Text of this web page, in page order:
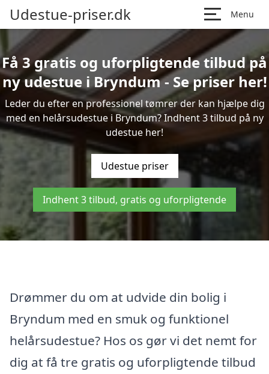
Udestue-priser.dk Menu
Få 3 gratis og uforpligtende tilbud på
ny udestue i Bryndum - Se priser her!
Leder du efter en professionel tømrer der kan hjælpe dig
med en helårsudestue i Bryndum? Indhent 3 tilbud på ny
udestue her!
Udestue priser
Indhent 3 tilbud, gratis og uforpligtende
Drømmer du om at udvide din bolig i
Bryndum med en smuk og funktionel
helårsudestue? Hos os gør vi det nemt for
dig at få tre gratis og uforpligtende tilbud